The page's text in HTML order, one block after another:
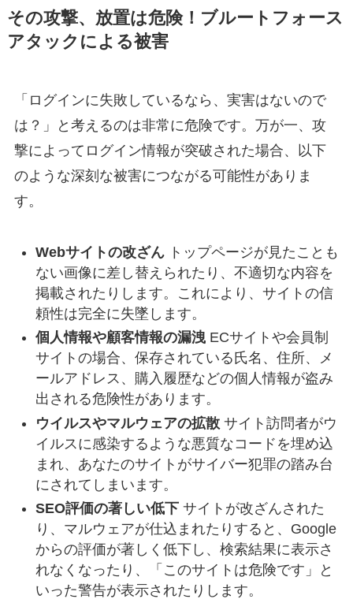
その攻撃、放置は危険！ブルートフォース
アタックによる被害
「ログインに失敗しているなら、実害はないので
は？」と考えるのは非常に危険です。万が一、攻
撃によってログイン情報が突破された場合、以下
のような深刻な被害につながる可能性がありま
す。
Webサイトの改ざんトップページが見たことも
ない画像に差し替えられたり、不適切な内容を
掲載されたりします。これにより、サイトの信
頼性は完全に失墜します。
個人情報や顧客情報の漏洩ECサイトや会員制
サイトの場合、保存されている氏名、住所、メ
ールアドレス、購入履歴などの個人情報が盗み
出される危険性があります。
ウイルスやマルウェアの拡散サイト訪問者がウ
イルスに感染するような悪質なコードを埋め込
まれ、あなたのサイトがサイバー犯罪の踏み台
にされてしまいます。
SEO評価の著しい低下サイトが改ざんされた
り、マルウェアが仕込まれたりすると、Google
からの評価が著しく低下し、検索結果に表示さ
れなくなったり、「このサイトは危険です」と
いった警告が表示されたりします。